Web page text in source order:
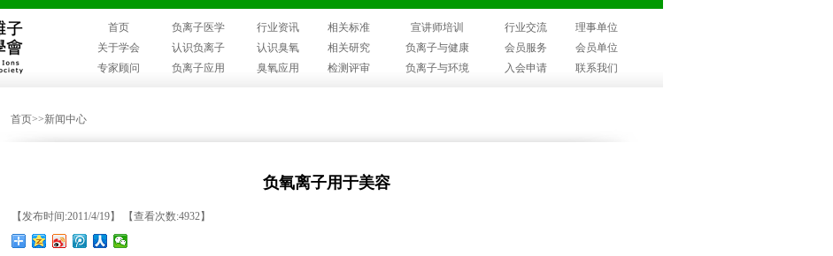
首页 负离子医学 行业资讯 相关标准 宣讲师培训 行业交流
理事单位
关于学会
认识负离子 认识臭氧 相关研究 负离子与健康 会员服务
会员单位
专家顾问
负离子应用 臭氧应用 检测评审 负离子与环境 入会申请 联系我们
首页>>新闻中心
负氧离子用于美容
【发布时间:2011/4/19】 【查看次数:4932】